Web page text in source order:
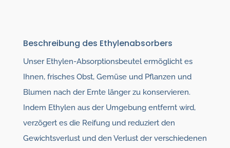
Beschreibung des Ethylenabsorbers
Unser Ethylen-Absorptionsbeutel ermöglicht es
Ihnen, frisches Obst, Gemüse und Pflanzen und
Blumen nach der Ernte länger zu konservieren.
Indem Ethylen aus der Umgebung entfernt wird,
verzögert es die Reifung und reduziert den
Gewichtsverlust und den Verlust der verschiedenen